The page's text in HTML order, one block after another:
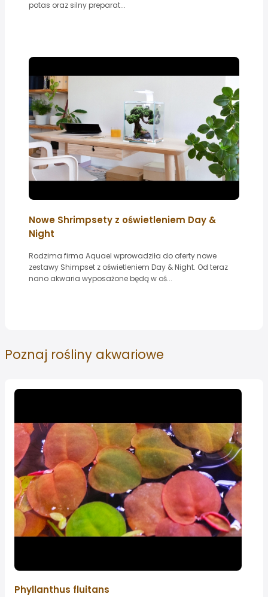
potas oraz silny preparat...
Nowe Shrimpsety z oświetleniem Day &
Night
Rodzima firma Aquael wprowadziła do oferty nowe
zestawy Shimpset z oświetleniem Day & Night. Od teraz
nano akwaria wyposażone będą w oś...
Poznaj rośliny akwariowe
Phyllanthus fluitans